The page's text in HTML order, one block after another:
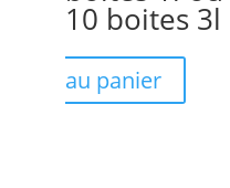
10 boites 3l
au panier